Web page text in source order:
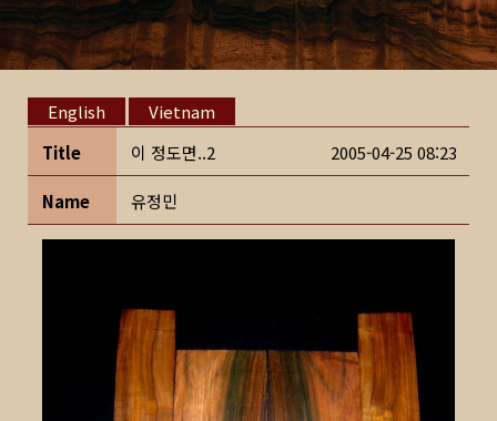
English
Vietnam
Title
이 정도면..2 2005-04-25 08:23
Name 유정민